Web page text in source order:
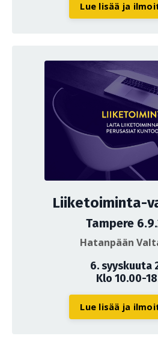
Lue lisää ja
Liiketoiminta-
Tampere
Hatanpään
6. syyskuuta
Klo 10.00-
Lue lisää ja